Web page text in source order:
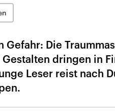
Gefahr: Die
dringen in
Leser reist nach